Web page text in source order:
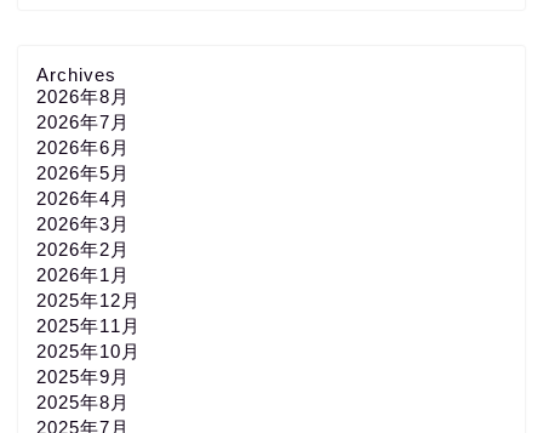
Archives
2026年8月
2026年7月
2026年6月
2026年5月
2026年4月
2026年3月
2026年2月
2026年1月
2025年12月
2025年11月
2025年10月
2025年9月
2025年8月
2025年7月